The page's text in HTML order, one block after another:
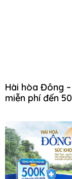
Hài hòa Đông
miễn phí đến